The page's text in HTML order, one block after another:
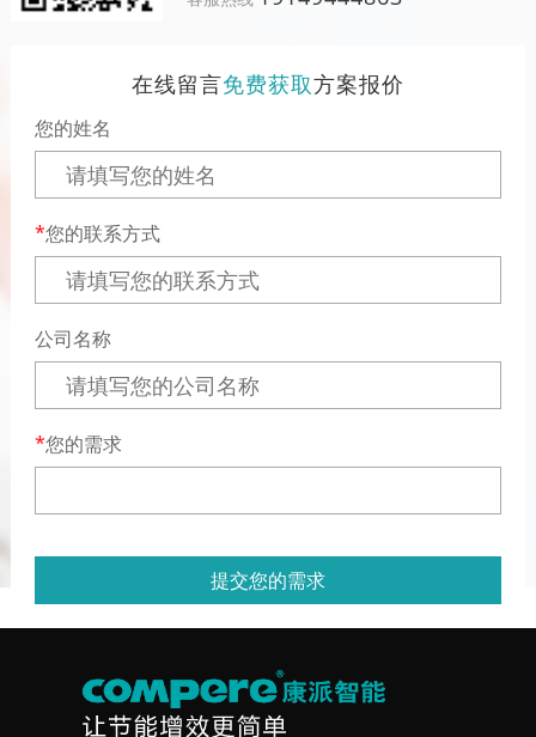
在线留言免费获取方案报价
您的姓名
您的联系方式
公司名称
您的需求
提交您的需求